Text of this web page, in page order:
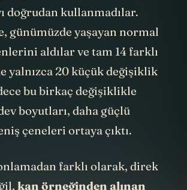
getirmek için buldukları o
doğrudan kullanmadılar.
günümüzde yaşayan normal
aldılar ve tam 14 farklı
yalnızca 20 küçük değişiklik
bu birkaç değişiklikle
boyutları, daha güçlü
farklı olarak, direk